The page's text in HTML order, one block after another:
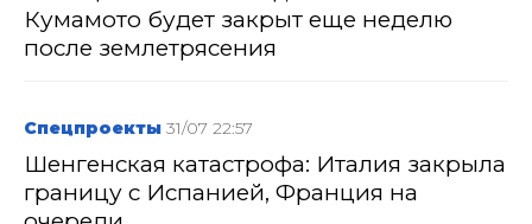
Кумамото будет закрыт еще неделю
после землетрясения
Спецпроекты 31/07 22:57
Шенгенская катастрофа: Италия закрыла
границу с Испанией, Франция на